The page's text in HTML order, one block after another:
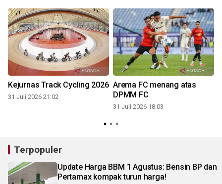
Kejurnas Track Cycling 2026
31 Juli 2026 21:02
Arema FC menang atas
DPMM FC
31 Juli 2026 18:03
Terpopuler
Update Harga BBM 1 Agustus: Bensin BP dan
Pertamax kompak turun harga!